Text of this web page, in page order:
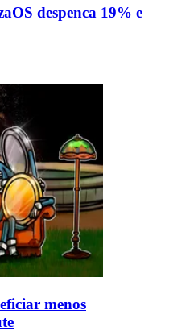
despenca 19% e
menos